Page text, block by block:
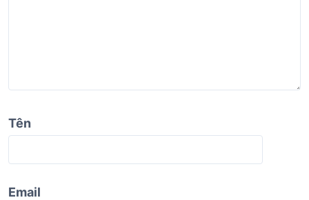
Tên
Email